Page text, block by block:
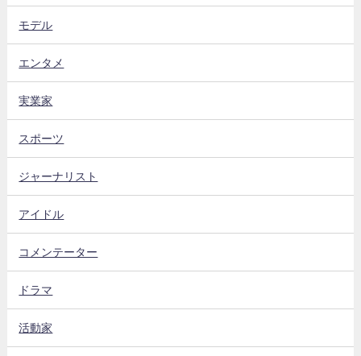
モデル
エンタメ
実業家
スポーツ
ジャーナリスト
アイドル
コメンテーター
ドラマ
活動家